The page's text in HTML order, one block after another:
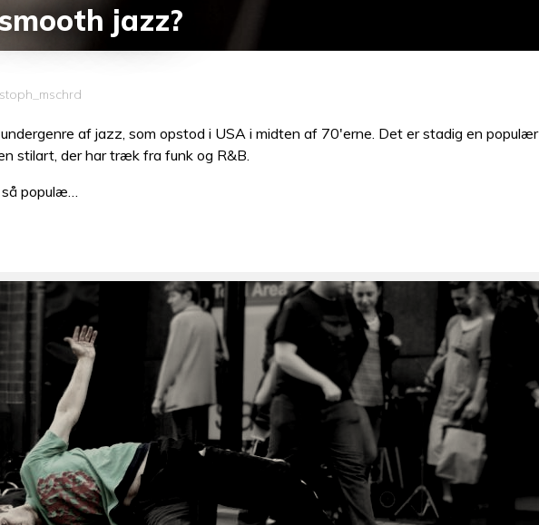
jazz?
af jazz, som opstod i USA i midten af 70'erne. Det er stadig en populær
stilart, der har træk fra funk og R&B.
populæ…